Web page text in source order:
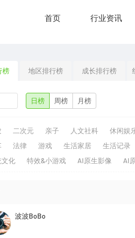
首页 行业资讯
榜 地区排行榜 成长排行榜
日榜 周榜 月榜
二次元 亲子 人文社科
休闲娱
法律 游戏 生活家居
生活记录
文化 特效&小游戏 AI原生影像 AI
波波BoBo